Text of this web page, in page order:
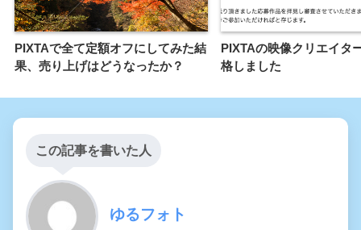
PIXTAで全て定額オフにしてみた結
果、売り上げはどうなったか？
PIXTAの映像クリエイタ
格しました
この記事を書いた人
ゆるフォト